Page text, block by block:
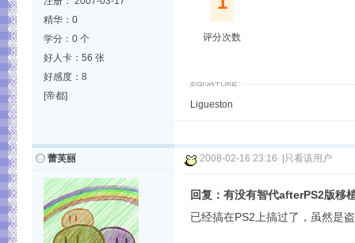
精华：0
学分：0 个
好人卡：56 张
好感度：8
[帝都]
评分次数
Ligueston
蕾芙丽 2008-02-16 23:16 只看该用户
回复：有没有智代afterPS2版移
已经搞在PS2上搞过了，虽然是